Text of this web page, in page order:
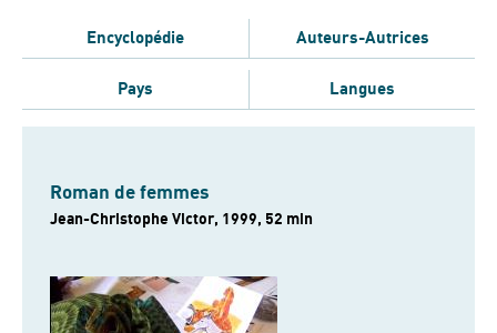
Encyclopédie Auteurs-Autrices
Pays Langues
Roman de femmes
Jean-Christophe Victor, 1999, 52 min